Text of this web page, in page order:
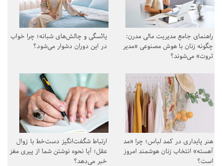
راهنمای جامع مدیریت مالی مدرن:
چگونه زنان با هوش مصنوعی «مدیر
ثروت» می‌شوند؟
یائسگی و چالش‌های شبانه؛ چرا خواب
در این دوران دشوار می‌شود؟
هنر پایداری در کمد لباس؛ چرا «مد
آهسته» انتخاب زنان هوشمند امروز
است؟
ارتباط شگفت‌انگیز دست‌خط با زوال
عقل؛ آیا نحوه نوشتن شما از پیری مغز
خبر می‌دهد؟